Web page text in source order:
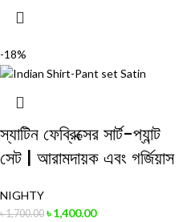
-18%
স্যাটিন ফেব্রিক্সের সার্ট-প্যান্ট
সেট | আরামদায়ক এবং গর্জিয়াস
NIGHTY
৳1,700.00 ৳1,400.00